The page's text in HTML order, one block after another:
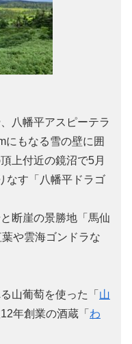
八幡平アスピーテラ
にもなる雪の壁に囲
上付近の鏡沼で5月
なす「八幡平ドラゴ
断崖の景勝地「馬仙
や雲海ゴンドラな
山葡萄を使った「 山
年創業の酒蔵「 わ